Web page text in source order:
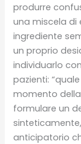
produrre
una miscela di
ingrediente
un proprio
individuarlo
pazienti:
momento
formulare un
anticipatorio